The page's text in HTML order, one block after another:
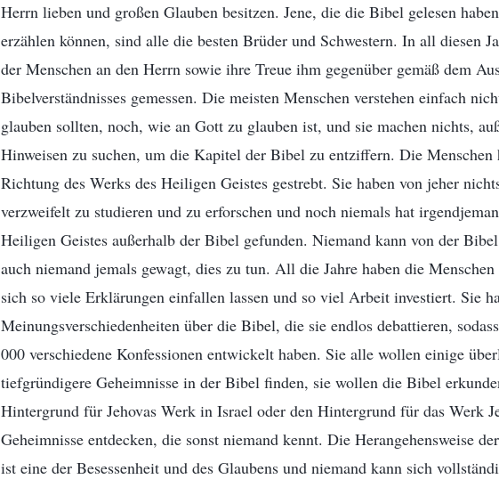
Herrn lieben und großen Glauben besitzen. Jene, die die Bibel gelesen
erzählen können, sind alle die besten Brüder und Schwestern. In all diesen
der Menschen an den Herrn sowie ihre Treue ihm gegenüber gemäß dem
Bibelverständnisses gemessen. Die meisten Menschen verstehen einfach
glauben sollten, noch, wie an Gott zu glauben ist, und sie machen nichts,
Hinweisen zu suchen, um die Kapitel der Bibel zu entziffern. Die Menschen
Richtung des Werks des Heiligen Geistes gestrebt. Sie haben von jeher
verzweifelt zu studieren und zu erforschen und noch niemals hat
Heiligen Geistes außerhalb der Bibel gefunden. Niemand kann von der
auch niemand jemals gewagt, dies zu tun. All die Jahre haben die
sich so viele Erklärungen einfallen lassen und so viel Arbeit investiert. Sie
Meinungsverschiedenheiten über die Bibel, die sie endlos debattieren,
000 verschiedene Konfessionen entwickelt haben. Sie alle wollen einige
tiefgründigere Geheimnisse in der Bibel finden, sie wollen die Bibel
Hintergrund für Jehovas Werk in Israel oder den Hintergrund für das Werk
Geheimnisse entdecken, die sonst niemand kennt. Die Herangehensweise
ist eine der Besessenheit und des Glaubens und niemand kann sich